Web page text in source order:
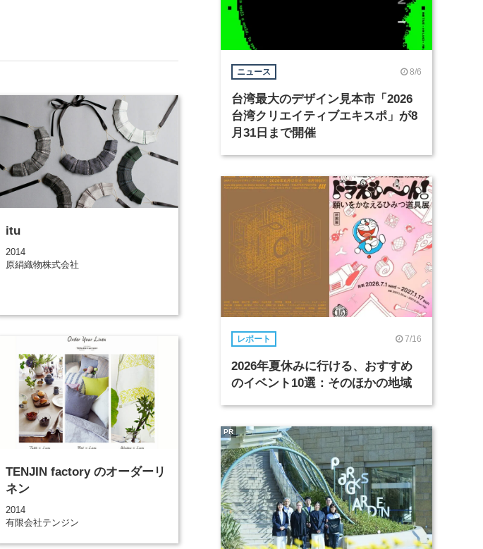
itu
2014
原絹織物株式会社
TENJIN factory のオーダーリ
ネン
2014
有限会社テンジン
ニュース 8/6
台湾最大のデザイン見本市「2026
台湾クリエイティブエキスポ」が8
月31日まで開催
レポート 7/16
2026年夏休みに行ける、おすすめ
のイベント10選：そのほかの地域
PR